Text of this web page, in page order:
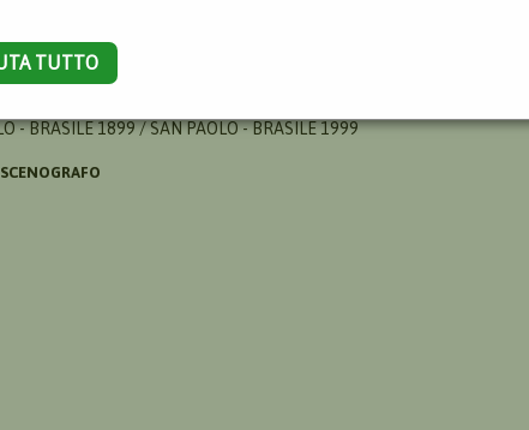
TUTTO
- BRASILE 1899 / SAN PAOLO - BRASILE 1999